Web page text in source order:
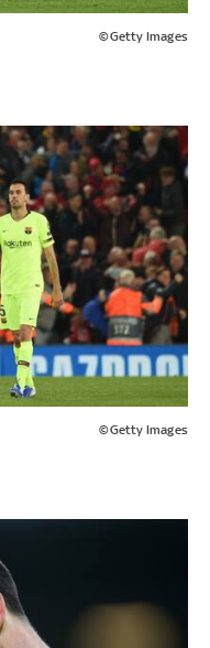
©Getty Images
©Getty Images